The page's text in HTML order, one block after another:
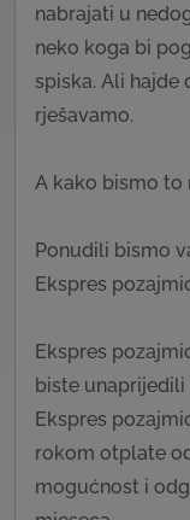
nabrajati u
neko koga bi
spiska. Ali hajde
rješavamo.
A kako bismo to
Ponudili bismo
Ekspres
Ekspres
biste unaprijedili
Ekspres
rokom otplate
mogućnost i